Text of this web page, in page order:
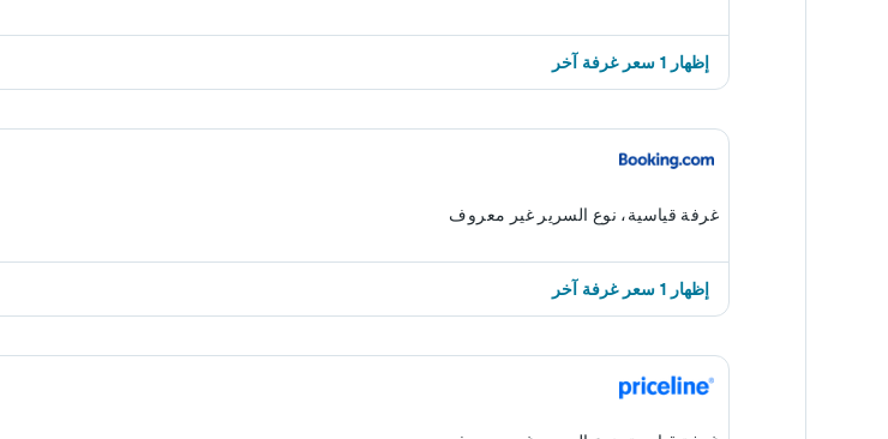
إظهار 1 سعر غرفة آخر
غرفة قياسية، نوع السرير غير معروف
إظهار 1 سعر غرفة آخر